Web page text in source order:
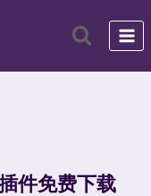
件免费下载